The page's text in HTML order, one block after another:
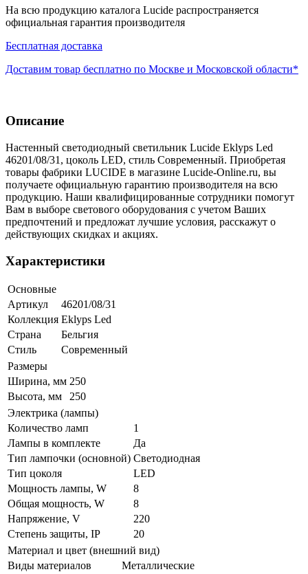
На всю продукцию каталога Lucide распространяется
официальная гарантия производителя
Бесплатная доставка
Доставим товар бесплатно по Москве и Московской области*
Описание
Настенный светодиодный светильник Lucide Eklyps Led
46201/08/31, цоколь LED, стиль Современный. Приобретая
товары фабрики LUCIDE в магазине Lucide-Online.ru, вы
получаете официальную гарантию производителя на всю
продукцию. Наши квалифицированные сотрудники помогут
Вам в выборе светового оборудования с учетом Ваших
предпочтений и предложат лучшие условия, расскажут о
действующих скидках и акциях.
Характеристики
Основные
Артикул
46201/08/31
Коллекция Eklyps Led
Страна
Бельгия
Стиль
Современный
Размеры
Ширина, мм 250
Высота, мм
250
Электрика (лампы)
Количество ламп
1
Лампы в комплекте
Да
Тип лампочки (основной) Светодиодная
Тип цоколя
LED
Мощность лампы, W
8
Общая мощность, W
8
Напряжение, V
220
Степень защиты, IP
20
Материал и цвет (внешний вид)
Виды материалов
Металлические